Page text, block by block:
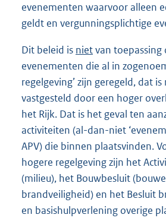
evenementen waarvoor alleen
geldt en vergunningsplichtige
Dit beleid is nietvan toepassing
evenementen die al in
regelgeving’ zijn geregeld, dat
vastgesteld door een hoger
het Rijk. Dat is het geval ten
activiteiten (al-dan-niet
APV) die binnen plaatsvinden.
hogere regelgeving zijn het
(milieu), het Bouwbesluit
brandveiligheid) en het Besluit
en basishulpverlening overige